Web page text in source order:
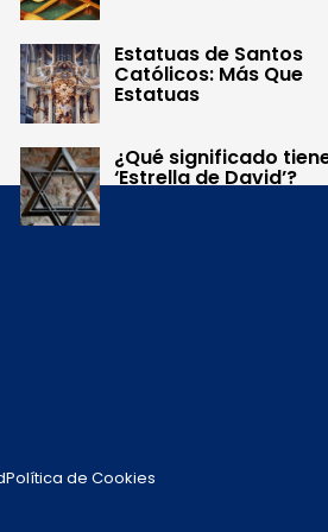
Estatuas de Santos
Católicos: Más Que
Estatuas
¿Qué significado
‘Estrella de David’?
Política de Cookies